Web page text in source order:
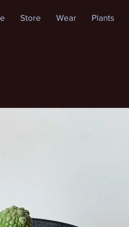
Store Wear Plants